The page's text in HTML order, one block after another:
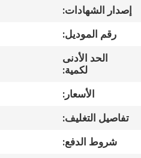
الواقع
الافتراضي
معلومات
جولة
إصدار الشهادات:
رقم الموديل:
الحد الأدنى
لكمية:
الأسعار:
تفاصيل التغليف:
شروط الدفع: